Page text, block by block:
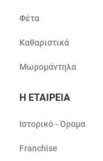
Φέτα
Καθαριστικά
Μωρομάντηλα
Η ΕΤΑΙΡΕΙΑ
Ιστορικό - Όραμα
Franchise